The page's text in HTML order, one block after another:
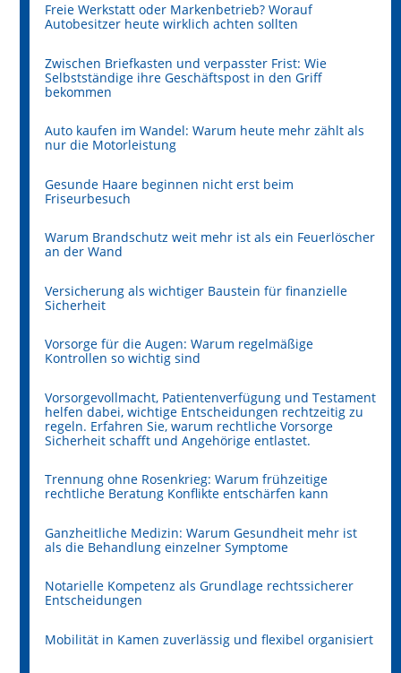
Freie Werkstatt oder Markenbetrieb? Worauf
Autobesitzer heute wirklich achten sollten
Zwischen Briefkasten und verpasster Frist: Wie
Selbstständige ihre Geschäftspost in den Griff
bekommen
Auto kaufen im Wandel: Warum heute mehr zählt als
nur die Motorleistung
Gesunde Haare beginnen nicht erst beim
Friseurbesuch
Warum Brandschutz weit mehr ist als ein Feuerlöscher
an der Wand
Versicherung als wichtiger Baustein für finanzielle
Sicherheit
Vorsorge für die Augen: Warum regelmäßige
Kontrollen so wichtig sind
Vorsorgevollmacht, Patientenverfügung und Testament
helfen dabei, wichtige Entscheidungen rechtzeitig zu
regeln. Erfahren Sie, warum rechtliche Vorsorge
Sicherheit schafft und Angehörige entlastet.
Trennung ohne Rosenkrieg: Warum frühzeitige
rechtliche Beratung Konflikte entschärfen kann
Ganzheitliche Medizin: Warum Gesundheit mehr ist
als die Behandlung einzelner Symptome
Notarielle Kompetenz als Grundlage rechtssicherer
Entscheidungen
Mobilität in Kamen zuverlässig und flexibel organisiert